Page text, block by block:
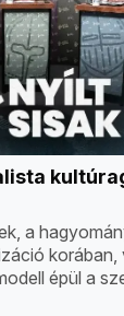
a
épül a